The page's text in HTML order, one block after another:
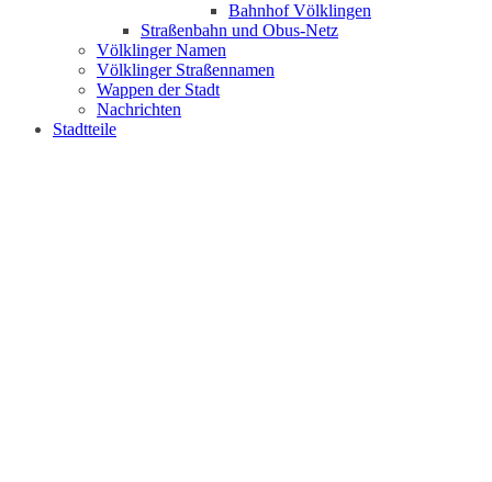
Bahnhof Völklingen
Straßenbahn und Obus-Netz
Völklinger Namen
Völklinger Straßennamen
Wappen der Stadt
Nachrichten
Stadtteile